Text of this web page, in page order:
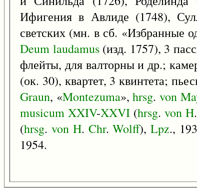
Ифигения в Авлиде (1748),
светских (мн. в сб. «Избранные
Deum laudamus(изд. 1757), 3
флейты, для валторны и др.;
(ок. 30), квартет, 3 квинтета;
Graun, «Montezuma»,hrsg. von
musicum XXIV-XXVI(hrsg. von H.
(hrsg. von H. Chr.Wolff),Lpz.,
1954.